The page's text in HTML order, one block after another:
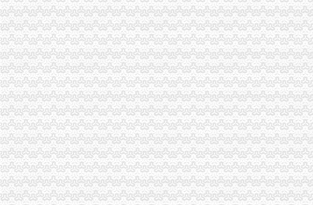
进口产品留程
博裕食品进口流程公司|博裕食品进口流程公司网站
深圳食品进口报关公司食品标签备案食品报关流程食品报关资料进口
货物出口流程
货物出口操作流程_中华文本库
大件货物出口运输的一些相关流程介绍|行业资讯|宝寰集装箱运输公司
出口代理公司
青岛出口代理公司,纯代理无自营
昆山进出口代理公司
海关物流公司
润衡海关物流管理系统【价格,厂家,求购,什麽品牌好】-中国制造
.润衡海关物流管理系统_企业管理软件吧_百度贴吧
海关清关公司
[华东]急！！！我的进口清关公司被海关查封了,怎么办？-报关报检-